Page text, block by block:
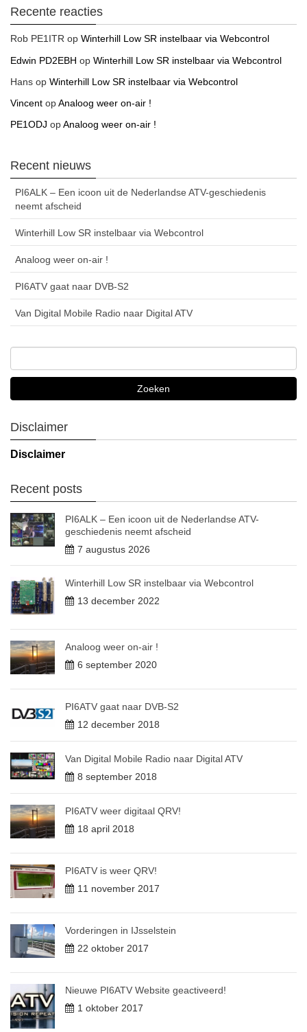
Recente reacties
Rob PE1ITR op Winterhill Low SR instelbaar via Webcontrol
Edwin PD2EBH op Winterhill Low SR instelbaar via Webcontrol
Hans op Winterhill Low SR instelbaar via Webcontrol
Vincent opAnaloog weer on-air !
PE1ODJ opAnaloog weer on-air !
Recent nieuws
PI6ALK – Een icoon uit de Nederlandse ATV-geschiedenis
neemt afscheid
Winterhill Low SR instelbaar via Webcontrol
Analoog weer on-air !
PI6ATV gaat naar DVB-S2
Van Digital Mobile Radio naar Digital ATV
Disclaimer
Disclaimer
Recent posts
PI6ALK – Een icoon uit de Nederlandse ATV-
geschiedenis neemt afscheid
7 augustus 2026
Winterhill Low SR instelbaar via Webcontrol
13 december 2022
Analoog weer on-air !
6 september 2020
PI6ATV gaat naar DVB-S2
12 december 2018
Van Digital Mobile Radio naar Digital ATV
8 september 2018
PI6ATV weer digitaal QRV!
18 april 2018
PI6ATV is weer QRV!
11 november 2017
Vorderingen in IJsselstein
22 oktober 2017
Nieuwe PI6ATV Website geactiveerd!
1 oktober 2017